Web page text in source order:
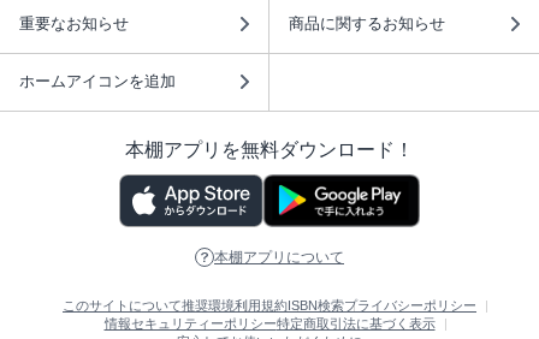
重要なお知らせ 商品に関するお知らせ
ホームアイコンを追加
本棚アプリを無料ダウンロード！
本棚アプリについて
このサイトについて推奨環境利用規約 ISBN検索プライバシーポリシー
情報セキュリティーポリシー特定商取引法に基づく表示